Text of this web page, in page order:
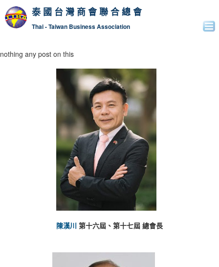
泰國台灣商會聯合總會
Thai - Taiwan Business Association
nothing any post on this
陳漢川 第十六屆、第十七屆 總會長